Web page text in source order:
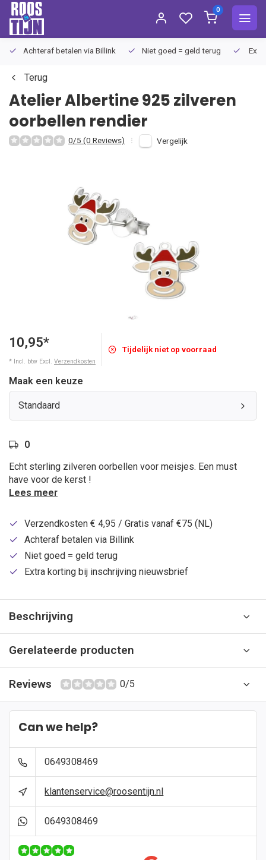
0
Achteraf betalen via Billink Niet goed = geld terug
Terug
Atelier Albertine925 zilveren
oorbellen rendier
0/5 (0 Reviews) Vergelijk
10,95*
* Incl. btw Excl. Verzendkosten
Tijdelijk niet op voorraad
Maak een keuze
Standaard
0
Echt sterling zilveren oorbellen voor meisjes. Een must
have voor de kerst !
Lees meer
Verzendkosten € 4,95 / Gratis vanaf €75 (NL)
Achteraf betalen via Billink
Niet goed = geld terug
Extra korting bij inschrijving nieuwsbrief
Beschrijving
Gerelateerde producten
Reviews 0/5
Can we help?
0649308469
klantenservice@roosentijn.nl
0649308469